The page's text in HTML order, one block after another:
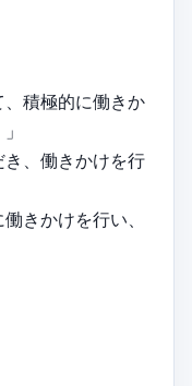
、積極的に働きか
き、働きかけを行
きかけを行い、